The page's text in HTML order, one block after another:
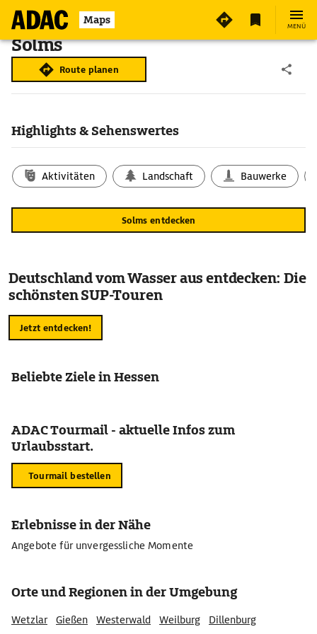
Maps MENÜ
Solms
Route planen
Highlights & Sehenswertes
Aktivitäten Landschaft Bauwerke
Solms entdecken
Deutschland vom Wasser aus entdecken: Die
schönsten SUP-Touren
Jetzt entdecken!
Beliebte Ziele in Hessen
ADAC Tourmail - aktuelle Infos zum
Urlaubsstart.
Tourmail bestellen
Erlebnisse in der Nähe
Angebote für unvergessliche Momente
Orte und Regionen in der Umgebung
Wetzlar Gießen Westerwald Weilburg Dillenburg